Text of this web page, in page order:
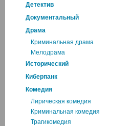
Детектив
Документальный
Драма
Криминальная драма
Мелодрама
Исторический
Киберпанк
Комедия
Лирическая комедия
Криминальная комедия
Трагикомедия